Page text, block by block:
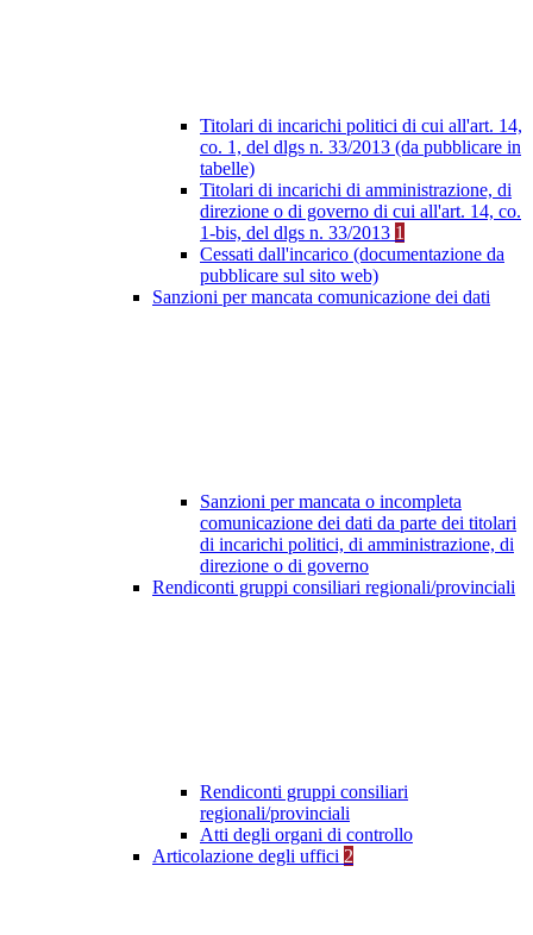
Titolari di incarichi politici di cui all'art. 14,
co. 1, del dlgs n. 33/2013 (da pubblicare in
tabelle)
Titolari di incarichi di amministrazione, di
direzione o di governo di cui all'art. 14, co.
1-bis, del dlgs n. 33/2013 1
Cessati dall'incarico (documentazione da
pubblicare sul sito web)
Sanzioni per mancata comunicazione dei dati
Sanzioni per mancata o incompleta
comunicazione dei dati da parte dei titolari
di incarichi politici, di amministrazione, di
direzione o di governo
Rendiconti gruppi consiliari regionali/provinciali
Rendiconti gruppi consiliari
regionali/provinciali
Atti degli organi di controllo
Articolazione degli uffici 2